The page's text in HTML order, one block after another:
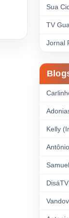
Sua
TV
Jornal
Kelly